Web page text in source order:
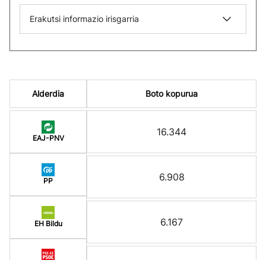
Erakutsi informazio irisgarria
Alderdia
EAJ-PNV
PP
EH Bildu
Boto kopurua
16.344
6.908
6.167